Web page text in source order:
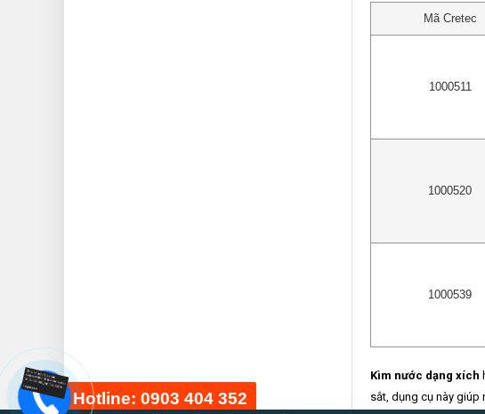
Mã Cretec
1000511
1000520
1000539
Kìm nước dạng xích
sắt, dụng cụ này giúp
Hotline: 0903 404 352